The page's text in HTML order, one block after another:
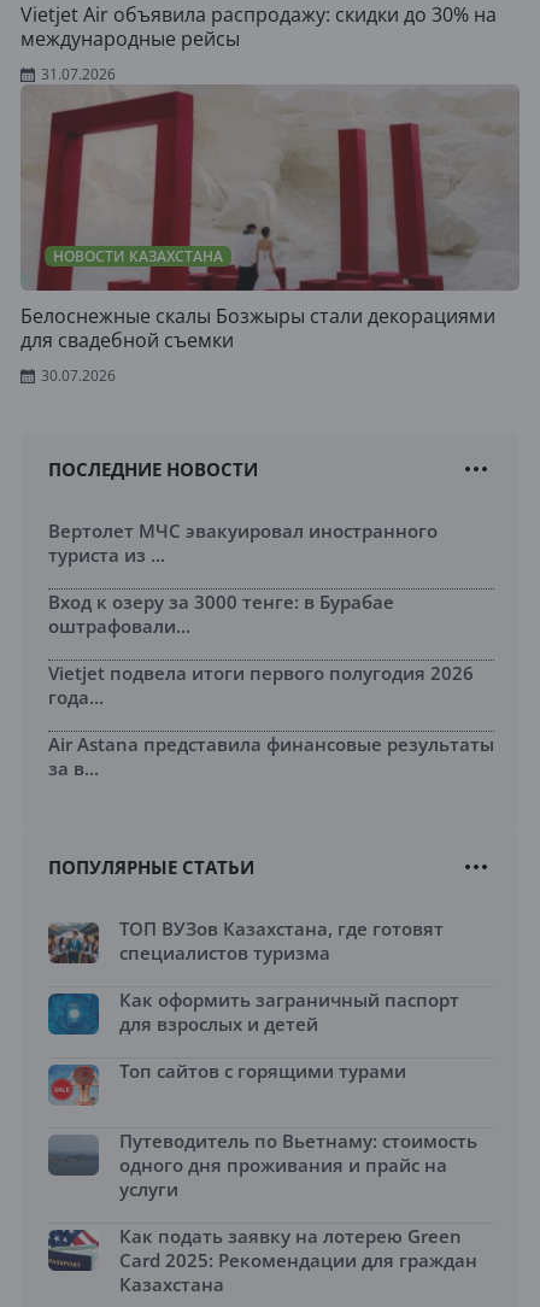
Vietjet Air объявила распродажу: скидки до 30% на
международные рейсы
31.07.2026
НОВОСТИ КАЗАХСТАНА
Белоснежные скалы Бозжыры стали декорациями
для свадебной съемки
30.07.2026
ПОСЛЕДНИЕ НОВОСТИ
Вертолет МЧС эвакуировал иностранного
туриста из ...
Вход к озеру за 3000 тенге: в Бурабае
оштрафовали...
Vietjet подвела итоги первого полугодия 2026
года...
Air Astana представила финансовые результаты
за в...
ПОПУЛЯРНЫЕ СТАТЬИ
ТОП ВУЗов Казахстана, где готовят
специалистов туризма
Как оформить заграничный паспорт
для взрослых и детей
Топ сайтов с горящими турами
Путеводитель по Вьетнаму: стоимость
одного дня проживания и прайс на
услуги
Как подать заявку на лотерею Green
Card 2025: Рекомендации для граждан
Казахстана